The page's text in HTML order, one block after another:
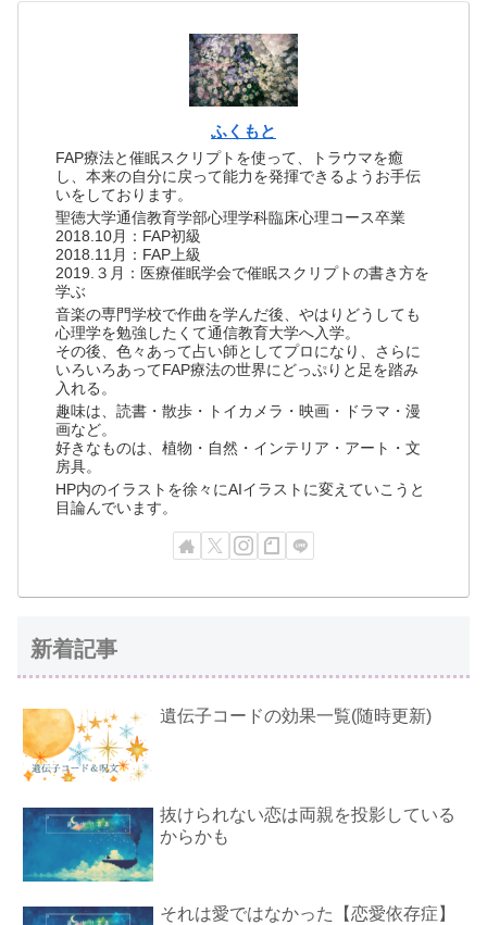
ふくもと
FAP療法と催眠スクリプトを使って、トラウマを癒
し、本来の自分に戻って能力を発揮できるようお手伝
いをしております。
聖徳大学通信教育学部心理学科臨床心理コース卒業
2018.10月：FAP初級
2018.11月：FAP上級
2019.３月：医療催眠学会で催眠スクリプトの書き方を
学ぶ
音楽の専門学校で作曲を学んだ後、やはりどうしても
心理学を勉強したくて通信教育大学へ入学。
その後、色々あって占い師としてプロになり、さらに
いろいろあってFAP療法の世界にどっぷりと足を踏み
入れる。
趣味は、読書・散歩・トイカメラ・映画・ドラマ・漫
画など。
好きなものは、植物・自然・インテリア・アート・文
房具。
HP内のイラストを徐々にAIイラストに変えていこうと
目論んでいます。
新着記事
遺伝子コードの効果一覧(随時更新)
抜けられない恋は両親を投影している
からかも
それは愛ではなかった【恋愛依存症】